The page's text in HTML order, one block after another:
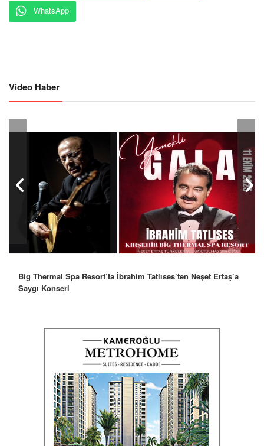
WhatsApp
Video Haber
Big Thermal Spa Resort’ta İbrahim Tatlıses’ten Neşet Ertaş’a
Saygı Konseri
Robbie Williams’tan İstanbul’a Mesaj: “Unutulmaz Bir Gece
Olacak”